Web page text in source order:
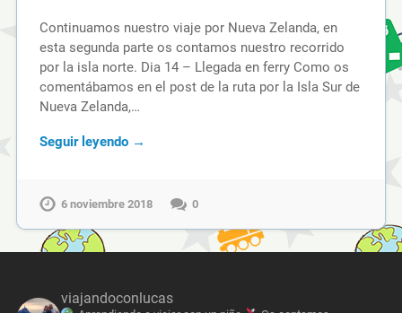
Continuamos nuestro viaje por Nueva Zelanda, en
esta segunda parte os contamos nuestro recorrido
por la isla norte. Dia 14 – Llegada en ferry Como os
comentábamos en el post de la ruta por la Isla Sur de
Nueva Zelanda,…
Seguir leyendo →
6 noviembre 2018 0
viajandoconlucas